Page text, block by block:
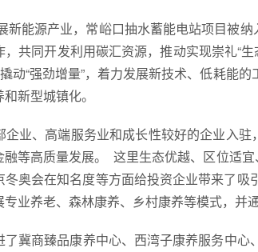
新能源产业，常峪口抽水蓄能电站项目被
共同开发利用碳汇资源，推动实现崇礼“
动“强劲增量”，着力发展新技术、低耗能
新型城镇化。
企业、高端服务业和成长性较好的企业入
等高质量发展。 这里生态优越、区位适
奥会在知名度等方面给投资企业带来了吸
业养老、森林康养、乡村康养等模式，并
冀商臻品康养中心、西湾子康养服务中